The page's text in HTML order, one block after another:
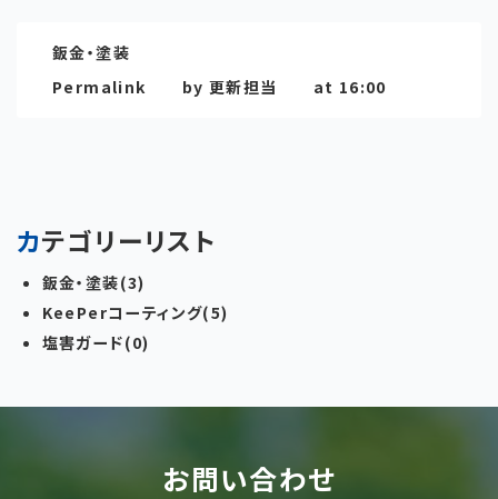
鈑金・塗装
Permalink
by 更新担当 at 16:00
カテゴリーリスト
鈑金・塗装(3)
KeePerコーティング(5)
塩害ガード(0)
お問い合わせ